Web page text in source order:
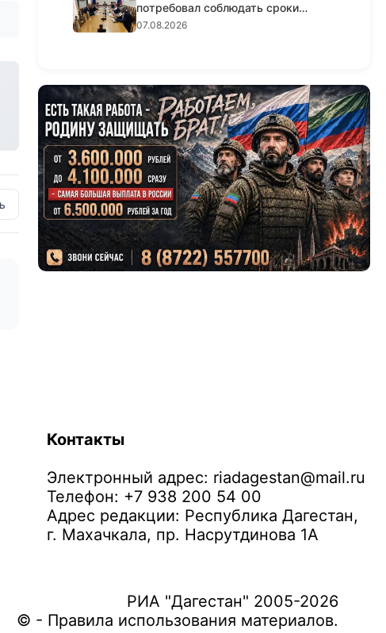
потребовал соблюдать сроки
реализации...
07.08.2026
Контакты
Электронный адрес: riadagestan@mail.ru
Телефон: +7 938 200 54 00
Адрес редакции: Республика Дагестан,
г. Махачкала, пр. Насрутдинова 1А
РИА "Дагестан" 2005-2026
© - Правила использования материалов.